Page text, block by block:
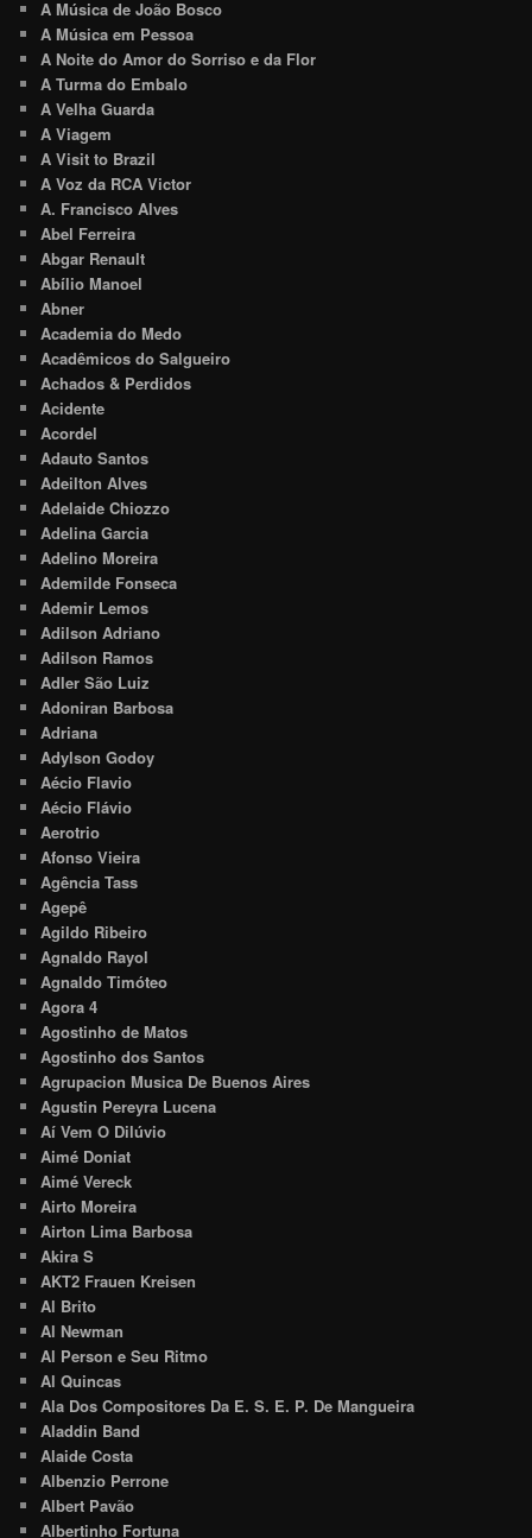
A Música de João Bosco
A Música em Pessoa
A Noite do Amor do Sorriso e da Flor
A Turma do Embalo
A Velha Guarda
A Viagem
A Visit to Brazil
A Voz da RCA Victor
A. Francisco Alves
Abel Ferreira
Abgar Renault
Abílio Manoel
Abner
Academia do Medo
Acadêmicos do Salgueiro
Achados & Perdidos
Acidente
Acordel
Adauto Santos
Adeilton Alves
Adelaide Chiozzo
Adelina Garcia
Adelino Moreira
Ademilde Fonseca
Ademir Lemos
Adilson Adriano
Adilson Ramos
Adler São Luiz
Adoniran Barbosa
Adriana
Adylson Godoy
Aécio Flavio
Aécio Flávio
Aerotrio
Afonso Vieira
Agência Tass
Agepê
Agildo Ribeiro
Agnaldo Rayol
Agnaldo Timóteo
Agora 4
Agostinho de Matos
Agostinho dos Santos
Agrupacion Musica De Buenos Aires
Agustin Pereyra Lucena
Aí Vem O Dilúvio
Aimé Doniat
Aimé Vereck
Airto Moreira
Airton Lima Barbosa
Akira S
AKT2 Frauen Kreisen
Al Brito
Al Newman
Al Person e Seu Ritmo
Al Quincas
Ala Dos Compositores Da E. S. E. P. De Mangueira
Aladdin Band
Alaide Costa
Albenzio Perrone
Albert Pavão
Albertinho Fortuna